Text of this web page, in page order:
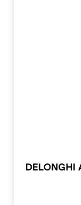
DELONGHI